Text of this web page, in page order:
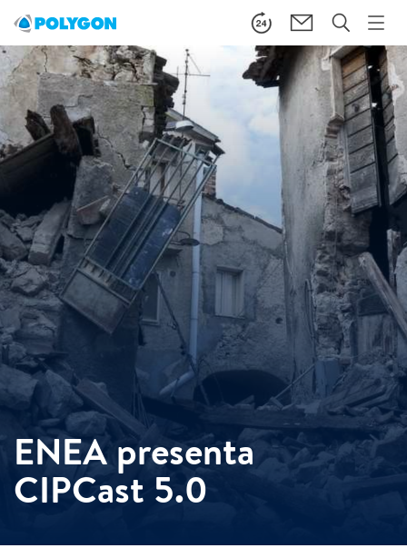
ENEA presenta
CIPCast 5.0